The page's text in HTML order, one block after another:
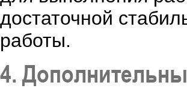
достаточной
работы.
4.